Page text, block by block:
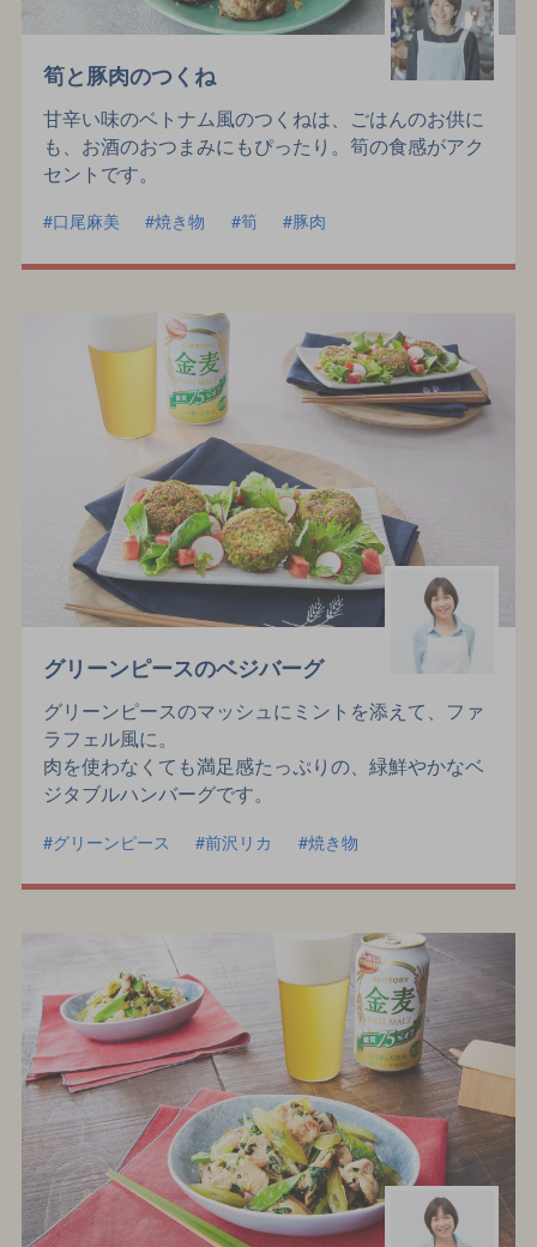
筍と豚肉のつくね
甘辛い味のベトナム風のつくねは、ごはんのお供に
も、お酒のおつまみにもぴったり。筍の食感がアク
セントです。
口尾麻美 焼き物 筍 豚肉
グリーンピースのベジバーグ
グリーンピースのマッシュにミントを添えて、ファ
ラフェル風に。
肉を使わなくても満足感たっぷりの、緑鮮やかなベ
ジタブルハンバーグです。
グリーンピース 前沢リカ 焼き物